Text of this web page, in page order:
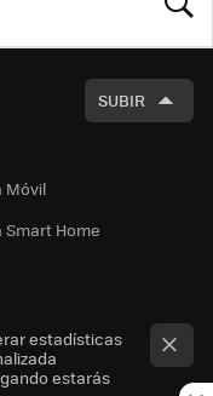
SUBIR
Móvil
Smart Home
estadísticas
estarás